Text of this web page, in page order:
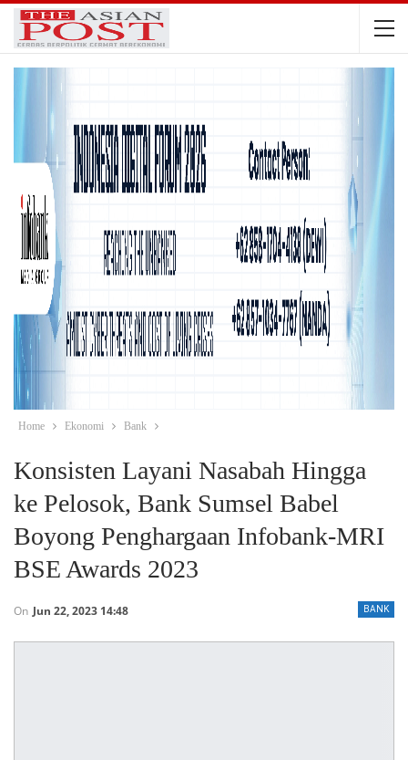
Home Ekonomi Bank
Konsisten Layani Nasabah Hingga
ke Pelosok, Bank Sumsel Babel
Boyong Penghargaan Infobank-MRI
BSE Awards 2023
BANK
On Jun 22, 2023 14:48